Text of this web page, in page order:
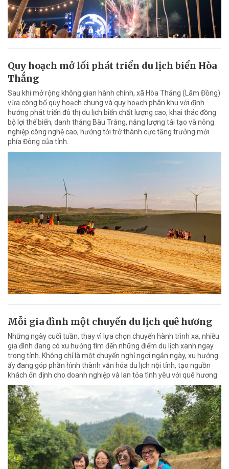
Quy hoạch mở lối phát triển du lịch biển Hòa
Thắng
Sau khi mở rộng không gian hành chính, xã Hòa Thắng (Lâm Đồng)
vừa công bố quy hoạch chung và quy hoạch phân khu với định
hướng phát triển đô thị du lịch biển chất lượng cao, khai thác đồng
bộ lợi thế biển, danh thắng Bàu Trắng, năng lượng tái tạo và nông
nghiệp công nghệ cao, hướng tới trở thành cực tăng trưởng mới
phía Đông của tỉnh.
Mỗi gia đình một chuyến du lịch quê hương
Những ngày cuối tuần, thay vì lựa chọn chuyến hành trình xa, nhiều
gia đình đang có xu hướng tìm đến những điểm du lịch xanh ngay
trong tỉnh. Không chỉ là một chuyến nghỉ ngơi ngắn ngày, xu hướng
ấy đang góp phần hình thành văn hóa du lịch nội tỉnh, tạo nguồn
khách ổn định cho doanh nghiệp và lan tỏa tình yêu với quê hương.